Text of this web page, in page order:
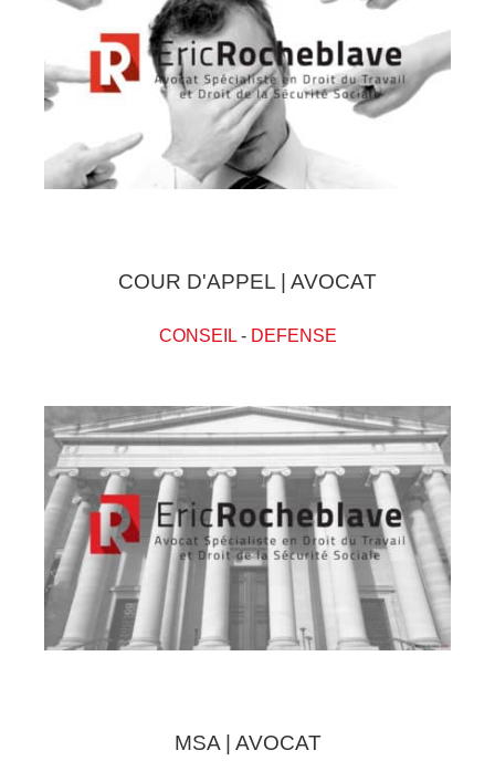
COUR D'APPEL | AVOCAT
CONSEIL- DEFENSE
MSA | AVOCAT